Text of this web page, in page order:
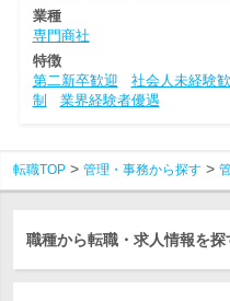
業種
専門商社
特徴
第二新卒歓迎
社会人未経験
制
業界経験者優遇
転職TOP 管理・事務から探す
職種から転職・求人情報を探